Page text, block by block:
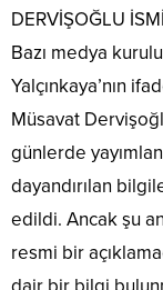
DERVİŞOĞLU
Bazı medya
Yalçınkaya’nın
Müsavat
günlerde
dayandırılan
edildi. Ancak şu
resmi bir